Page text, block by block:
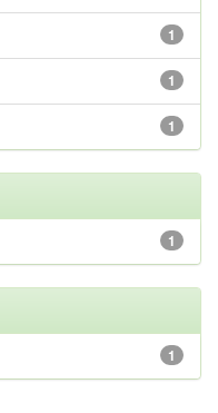
1
1
1
1
1